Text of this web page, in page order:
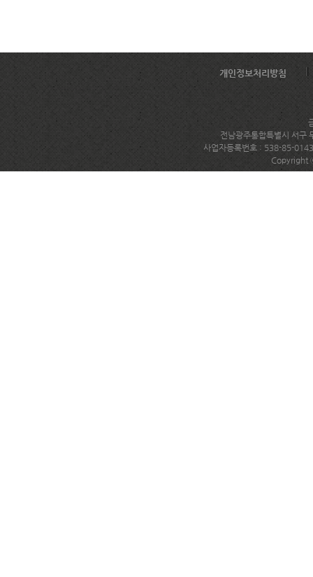
개인정보처리방침
전남광주통합특별시 서
사업자등록번호 : 538-85-
Copyright